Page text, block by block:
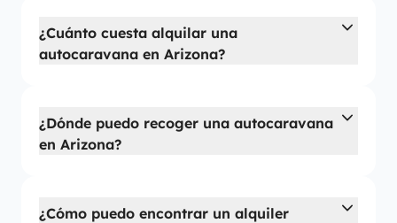
¿Cuánto cuesta alquilar una
autocaravana en Arizona?
¿Dónde puedo recoger una autocaravana
en Arizona?
¿Cómo puedo encontrar un alquiler